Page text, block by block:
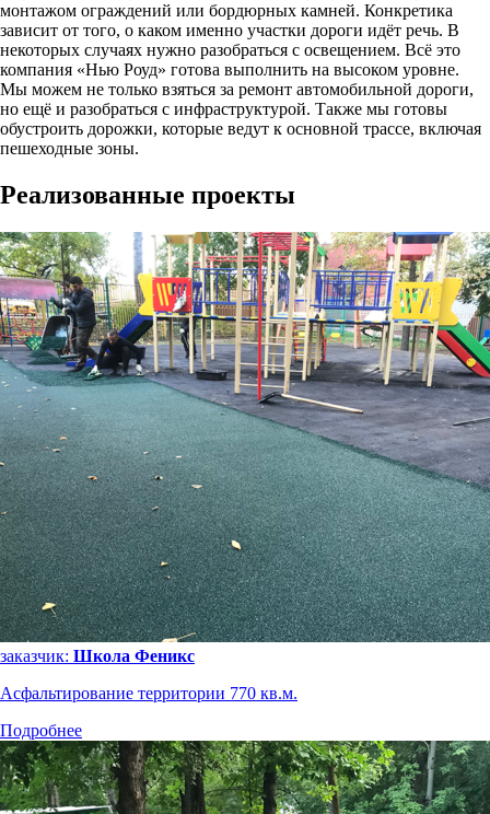
монтажом ограждений или бордюрных камней. Конкретика
зависит от того, о каком именно участки дороги идёт речь. В
некоторых случаях нужно разобраться с освещением. Всё это
компания «Нью Роуд» готова выполнить на высоком уровне.
Мы можем не только взяться за ремонт автомобильной дороги,
но ещё и разобраться с инфраструктурой. Также мы готовы
обустроить дорожки, которые ведут к основной трассе, включая
пешеходные зоны.
Реализованные проекты
заказчик: Школа Феникс
Асфальтирование территории 770 кв.м.
Подробнее